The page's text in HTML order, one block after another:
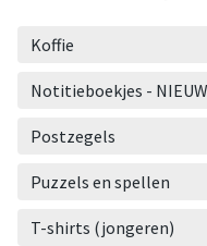
Koffie
Notitieboekjes - NIEUW
Postzegels
Puzzels en spellen
T-shirts (jongeren)